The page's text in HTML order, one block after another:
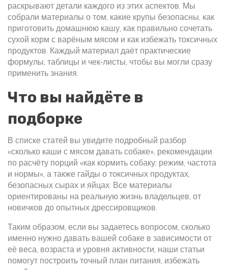
раскрывают детали каждого из этих аспектов. Мы
собрали материалы о том, какие крупы безопасны, как
приготовить домашнюю кашу, как правильно сочетать
сухой корм с варёным мясом и как избежать токсичных
продуктов. Каждый материал даёт практические
формулы, таблицы и чек‑листы, чтобы вы могли сразу
применить знания.
Что вы найдёте в
подборке
В списке статей вы увидите подробный разбор
«сколько каши с мясом давать собаке», рекомендации
по расчёту порций «как кормить собаку: режим, частота
и нормы», а также гайды о токсичных продуктах,
безопасных сырах и яйцах. Все материалы
ориентированы на реальную жизнь владельцев, от
новичков до опытных дрессировщиков.
Таким образом, если вы задаетесь вопросом, сколько
именно нужно давать вашей собаке в зависимости от
её веса, возраста и уровня активности, наши статьи
помогут построить точный план питания, избежать